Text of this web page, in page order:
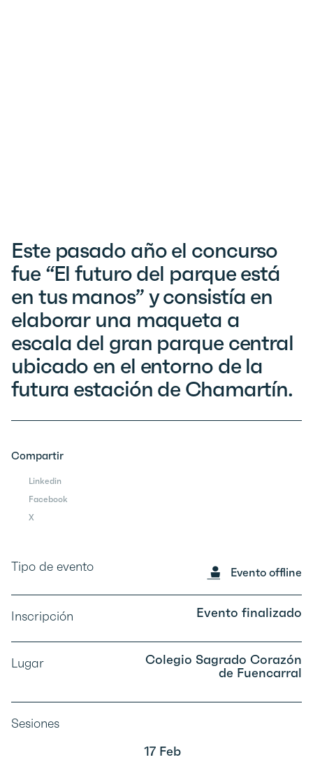
Este pasado año el concurso
fue “El futuro del parque está
en tus manos” y consistía en
elaborar una maqueta a
escala del gran parque central
ubicado en el entorno de la
futura estación de Chamartín.
Compartir
Linkedin
Facebook
X
Tipo de evento Evento offline
Inscripción Evento finalizado
Lugar
Colegio Sagrado Corazón
de Fuencarral
Sesiones
17 Feb